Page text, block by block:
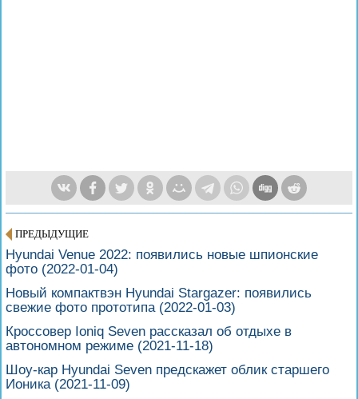
ПРЕДЫДУЩИЕ
Hyundai Venue 2022: появились новые шпионские
фото (2022-01-04)
Новый компактвэн Hyundai Stargazer: появились
свежие фото прототипа (2022-01-03)
Кроссовер Ioniq Seven рассказал об отдыхе в
автономном режиме (2021-11-18)
Шоу-кар Hyundai Seven предскажет облик старшего
Ионика (2021-11-09)